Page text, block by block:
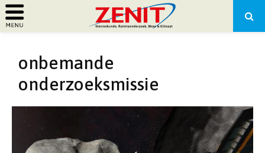
PRIMARY
MENU
onbemande
onderzoeksmissie